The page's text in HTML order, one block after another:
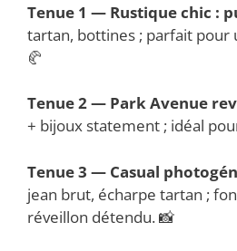
Tenue 1 — Rustique chic :
tartan, bottines ; parfait pour
🥐
Tenue 2 — Park Avenue
+ bijoux statement ; idéal
Tenue 3 — Casual
jean brut, écharpe tartan ;
réveillon détendu. 📸